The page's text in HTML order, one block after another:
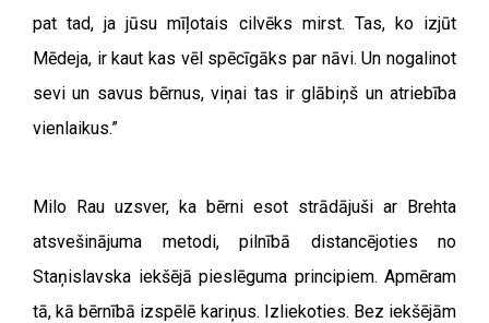
pat tad, ja jūsu mīļotais cilvēks mirst. Tas, ko izjūt
Mēdeja, ir kaut kas vēl spēcīgāks par nāvi. Un nogalinot
sevi un savus bērnus, viņai tas ir glābiņš un atriebība
vienlaikus.”
Milo Rau uzsver, ka bērni esot strādājuši ar Brehta
atsvešinājuma metodi, pilnībā distancējoties no
Staņislavska iekšējā pieslēguma principiem. Apmēram
tā, kā bērnībā izspēlē kariņus. Izliekoties. Bez iekšējām